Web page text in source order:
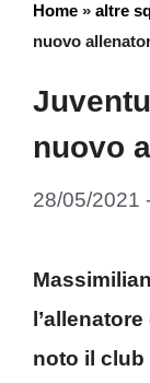
Home » altre
nuovo
nuovo
28/05/2021
noto il club